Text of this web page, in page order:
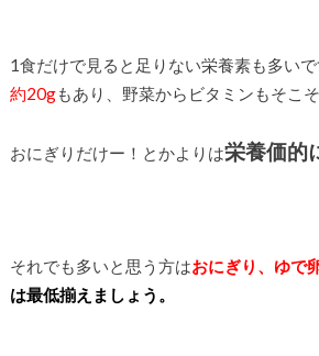
1食だけで見ると足りない栄養素も多いで
約20gもあり、野菜からビタミンもそこ
おにぎりだけー！とかよりは栄養価的
それでも多いと思う方はおにぎり、ゆで
は最低揃えましょう。